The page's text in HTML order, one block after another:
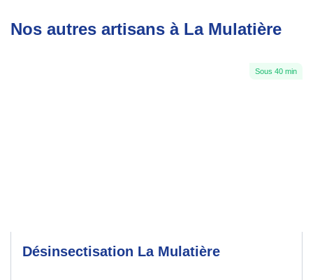
Nos autres artisans à La Mulatière
Sous 40 min
Désinsectisation La Mulatière